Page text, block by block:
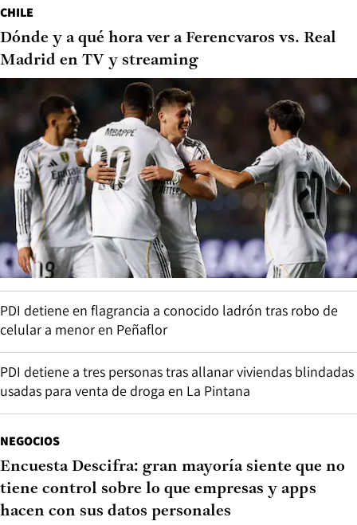
CHILE
Dónde y a qué hora ver a Ferencvaros vs. Real
Madrid en TV y streaming
PDI detiene en flagrancia a conocido ladrón tras robo de
celular a menor en Peñaflor
PDI detiene a tres personas tras allanar viviendas blindadas
usadas para venta de droga en La Pintana
NEGOCIOS
Encuesta Descifra: gran mayoría siente que no
tiene control sobre lo que empresas y apps
hacen con sus datos personales